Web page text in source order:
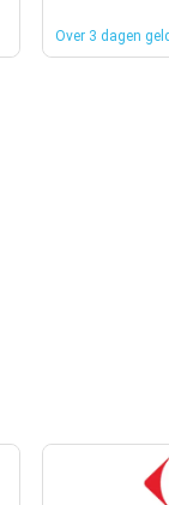
Over 3 dagen